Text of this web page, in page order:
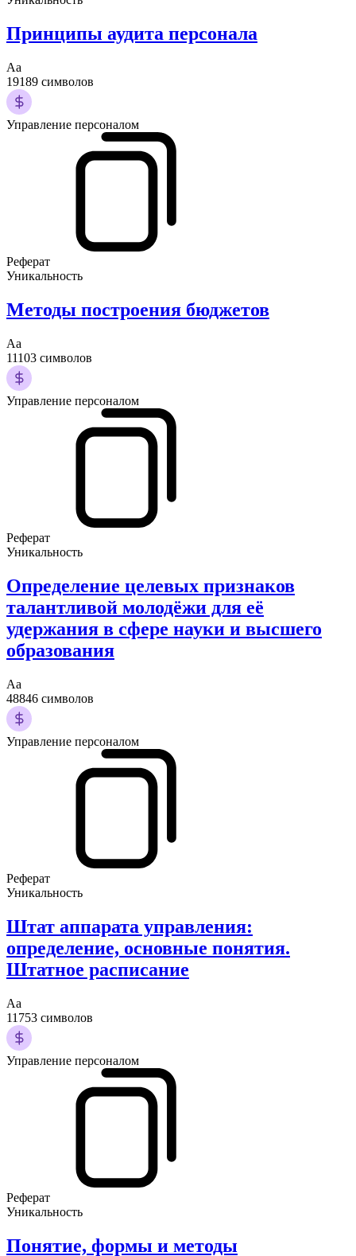
Принципы аудита персонала
Аа
19189 символов
Управление персоналом
Реферат
Уникальность
Методы построения бюджетов
Аа
11103 символов
Управление персоналом
Реферат
Уникальность
Определение целевых признаков
талантливой молодёжи для её
удержания в сфере науки и высшего
образования
Аа
48846 символов
Управление персоналом
Реферат
Уникальность
Штат аппарата управления:
определение, основные понятия.
Штатное расписание
Аа
11753 символов
Управление персоналом
Реферат
Уникальность
Понятие, формы и методы